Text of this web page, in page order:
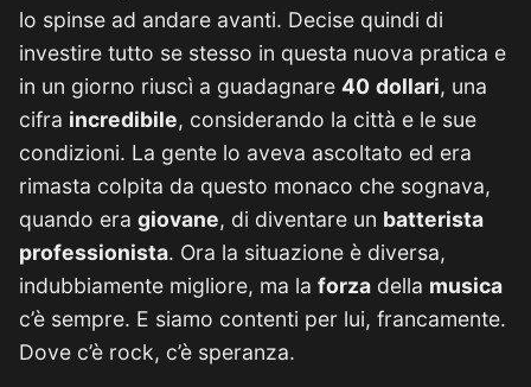
lo spinse ad andare avanti. Decise quindi di
investire tutto se stesso in questa nuova pratica e
in un giorno riuscì a guadagnare 40 dollari, una
cifra incredibile, considerando la città e le sue
condizioni. La gente lo aveva ascoltato ed era
rimasta colpita da questo monaco che sognava,
quando era giovane, di diventare un batterista
professionista. Ora la situazione è diversa,
indubbiamente migliore, ma la forza della musica
c’è sempre. E siamo contenti per lui, francamente.
Dove c’è rock, c’è speranza.